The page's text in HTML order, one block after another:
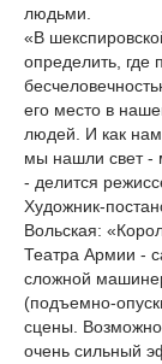
людьми.
«В
определить, где
его место в
людей. И как нам
мы нашли свет -
- делится
Художник-
Вольская:
Театра Армии -
сложной
(подъемно-
сцены.
очень сильный